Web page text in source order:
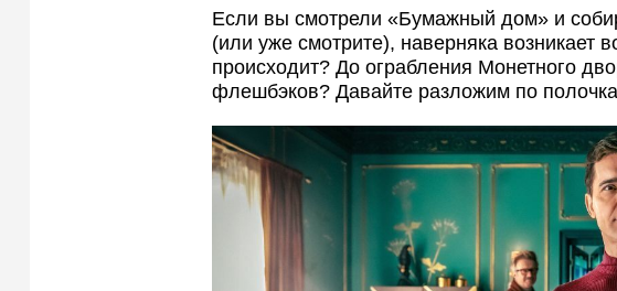
Если вы смотрели «Бумажный дом» и
(или уже смотрите), наверняка возникает
происходит? До ограбления Монетного
флешбэков? Давайте разложим по